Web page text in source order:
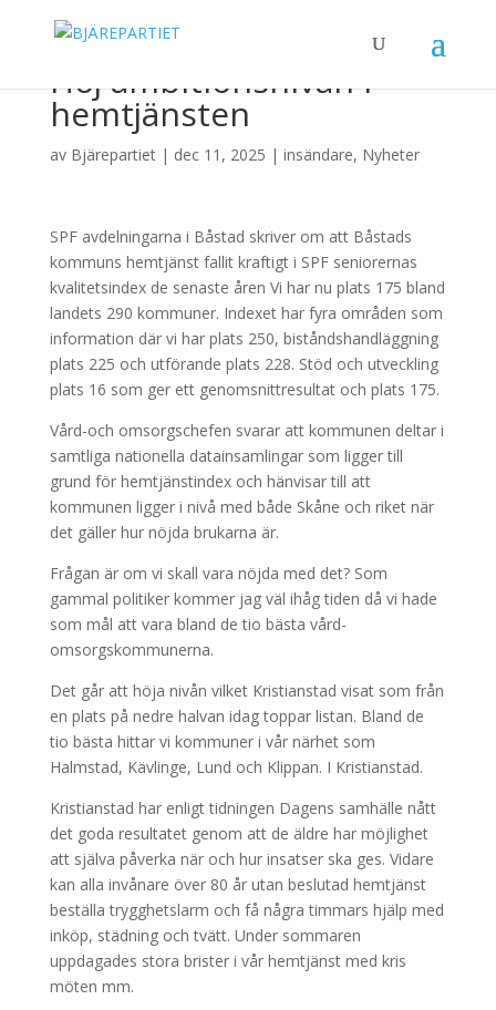
Höj ambitionsnivån i
hemtjänsten
av Bjärepartiet| dec 11, 2025 | insändare, Nyheter
SPF avdelningarna i Båstad skriver om att Båstads
kommuns hemtjänst fallit kraftigt i SPF seniorernas
kvalitetsindex de senaste åren Vi har nu plats 175 bland
landets 290 kommuner. Indexet har fyra områden som
information där vi har plats 250, biståndshandläggning
plats 225 och utförande plats 228. Stöd och utveckling
plats 16 som ger ett genomsnittresultat och plats 175.
Vård-och omsorgschefen svarar att kommunen deltar i
samtliga nationella datainsamlingar som ligger till
grund för hemtjänstindex och hänvisar till att
kommunen ligger i nivå med både Skåne och riket när
det gäller hur nöjda brukarna är.
Frågan är om vi skall vara nöjda med det? Som
gammal politiker kommer jag väl ihåg tiden då vi hade
som mål att vara bland de tio bästa vård-
omsorgskommunerna.
Det går att höja nivån vilket Kristianstad visat som från
en plats på nedre halvan idag toppar listan. Bland de
tio bästa hittar vi kommuner i vår närhet som
Halmstad, Kävlinge, Lund och Klippan. I Kristianstad.
Kristianstad har enligt tidningen Dagens samhälle nått
det goda resultatet genom att de äldre har möjlighet
att själva påverka när och hur insatser ska ges. Vidare
kan alla invånare över 80 år utan beslutad hemtjänst
beställa trygghetslarm och få några timmars hjälp med
inköp, städning och tvätt. Under sommaren
uppdagades stora brister i vår hemtjänst med kris
möten mm.